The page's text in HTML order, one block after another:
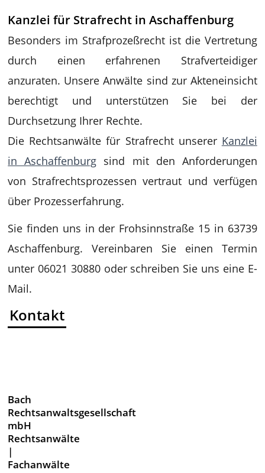
Kanzlei für Strafrecht in Aschaffenburg
Besonders im Strafprozeßrecht ist die Vertretung
durch einen erfahrenen Strafverteidiger
anzuraten. Unsere Anwälte sind zur Akteneinsicht
berechtigt und unterstützen Sie bei der
Durchsetzung Ihrer Rechte.
Die Rechtsanwälte für Strafrecht unserer Kanzlei
in Aschaffenburg sind mit den Anforderungen
von Strafrechtsprozessen vertraut und verfügen
über Prozesserfahrung.
Sie finden uns in der Frohsinnstraße 15 in 63739
Aschaffenburg. Vereinbaren Sie einen Termin
unter 06021 30880 oder schreiben Sie uns eine E-
Mail.
Kontakt
Bach
Rechtsanwaltsgesellschaft
mbH
Rechtsanwälte
|
Fachanwälte